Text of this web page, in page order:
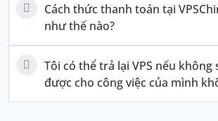
Cách thức thanh toán tại
như thế nào?
Tôi có thể trả lại VPS nếu không
được cho công việc của mình